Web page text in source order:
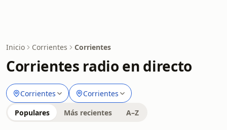
Inicio Corrientes Corrientes
Corrientes radio en directo
Corrientes Corrientes
Populares Más recientes A–Z